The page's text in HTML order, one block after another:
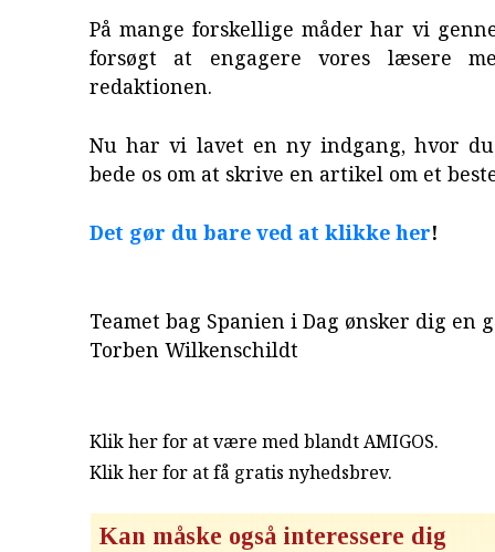
På mange forskellige måder har vi
forsøgt at engagere vores læsere
redaktionen.
Nu har vi lavet en ny indgang, hvor
bede os om at skrive en artikel om et
Det gør du bare ved at klikke her!
Teamet bag Spanien i Dag ønsker dig en
Torben Wilkenschildt
Klik her for at være med blandt AMIGOS.
Klik her for at få gratis nyhedsbrev.
Kan måske også interessere dig